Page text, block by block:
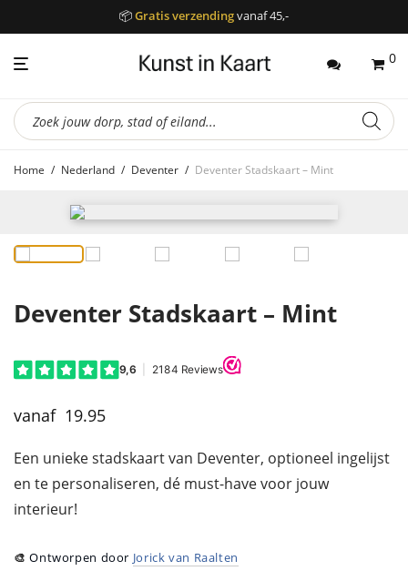
📦Gratis verzendingvanaf 45,-
0
Producten
zoeken
Home / Nederland / Deventer / Deventer Stadskaart – Mint
Deventer Stadskaart – Mint
19.95
Een unieke stadskaart van Deventer, optioneel ingelijst
en te personaliseren, dé must-have voor jouw
interieur!
🎨Ontworpen door Jorick van Raalten